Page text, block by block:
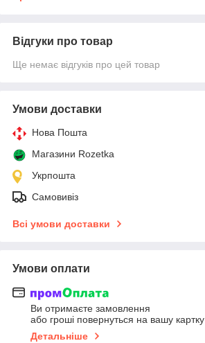
Відгуки про товар
Ще немає відгуків про цей товар
Умови доставки
Нова Пошта
Магазини Rozetka
Укрпошта
Самовивіз
Всі умови доставки
Умови оплати
Ви отримаєте замовлення
або гроші повернуться на вашу картку
Детальніше